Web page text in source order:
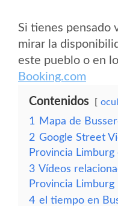
Si tienes pensado
mirar la
este pueblo o en
Booking.com
Contenidos
1
Mapa de
2 Google Street
Provincia Limburg
3 Vídeos
Provincia Limburg
4 el tiempo en